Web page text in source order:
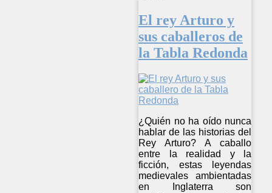
El rey Arturo y
sus caballeros de
la Tabla Redonda
¿Quién no ha oído nunca
hablar de las historias del
Rey Arturo? A caballo
entre la realidad y la
ficción, estas leyendas
medievales ambientadas
en Inglaterra son